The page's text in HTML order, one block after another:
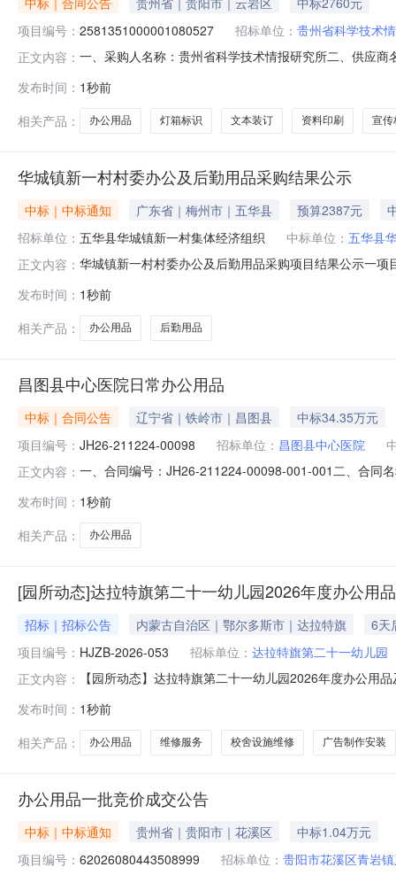
项目编号： 2581351000001080527 招标单位： 贵州省科学技术
正文内容： 一、采购人名称：贵州省科学技术情报研究所二、供应
装订、办公用品，各类笔记本证书、手提袋个性化定制
发布时间： 1秒前
相关产品：
办公用品 灯箱标识 文本装订 资料印刷 宣传
华城镇新一村村委办公及后勤用品采购结果公示
中标｜中标通知 广东省｜梅州市｜五华县 预算2387元
招标单位： 五华县华城镇新一村集体经济组织 中标单位： 五华县
正文内容： 华城镇新一村村委办公及后勤用品采购项目结果公示一
时间1、公示时间为2026年08月07日至2026年08月13日
留联系电话
发布时间： 1秒前
相关产品：
办公用品 后勤用品
昌图县中心医院日常办公用品
中标｜合同公告 辽宁省｜铁岭市｜昌图县
中标34.35万元
项目编号： JH26-211224-00098 招标单位： 昌图县中心医院
正文内容： 一、合同编号：JH26-211224-00098-001-001二、合同
号1门2层联系方式：15142048107六、合同主要信息主
发布时间： 1秒前
相关产品：
办公用品
[园所动态]达拉特旗第二十一幼儿园2026年度办公用
招标｜招标公告 内蒙古自治区｜鄂尔多斯市｜达拉特旗
6天
项目编号： HJZB-2026-053 招标单位： 达拉特旗第二十一幼儿园
正文内容：
【园所动态】达拉特旗第二十一幼儿园2026年度办公用
采购活动。现将有关事项公告如下：项目基本情况项目
装框架协议采购项目采购方式：
发布时间： 1秒前
相关产品：
办公用品 维修服务 校舍设施维修 广告制作安装
办公用品一批竞价成交公告
中标｜中标通知 贵州省｜贵阳市｜花溪区
中标1.04万元
项目编号： 62026080443508999 招标单位： 贵阳市花溪区青岩